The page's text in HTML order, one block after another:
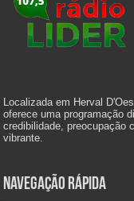
Localizada em Herval
oferece uma programação
credibilidade, preocupação
vibrante.
Navegação Rápida